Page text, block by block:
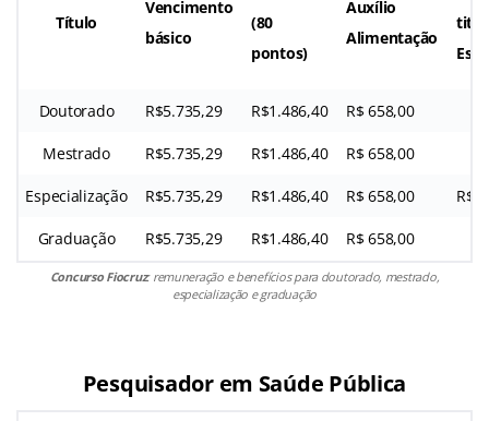
Título
Vencimento
básico
(80
pontos)
Auxílio
Alimentação
Doutorado R$5.735,29 R$1.486,40 R$ 658,00
Mestrado R$5.735,29 R$1.486,40 R$ 658,00
Especialização R$5.735,29 R$1.486,40 R$ 658,00
Graduação R$5.735,29 R$1.486,40 R$ 658,00
Concurso Fiocruz: remuneração e benefícios para doutorado, mestrado,
especialização e graduação
Pesquisador em Saúde Pública